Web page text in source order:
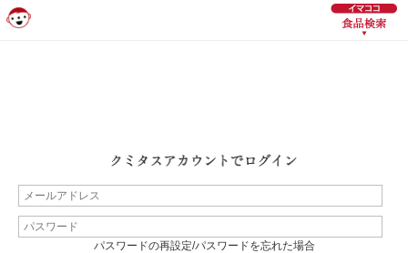
パスワードの再設定/パスワードを忘れた場合